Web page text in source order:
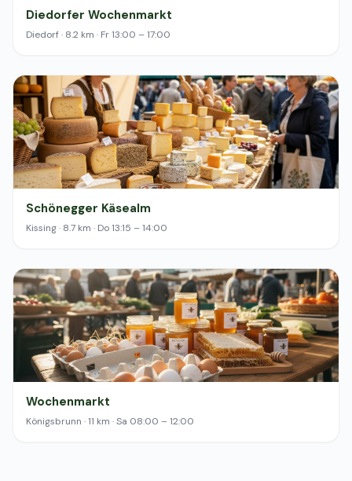
Diedorfer Wochenmarkt
Diedorf · 8.2 km · Fr 13:00 – 17:00
Schönegger Käsealm
Kissing · 8.7 km · Do 13:15 – 14:00
Wochenmarkt
Königsbrunn · 11 km · Sa 08:00 – 12:00